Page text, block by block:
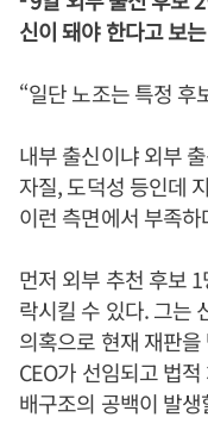
신이 돼야 한다고 보
“일단 노조는 특정 후
내부 출신이냐 외부
자질, 도덕성 등인데
이런 측면에서 부족하
먼저 외부 추천 후보
락시킬 수 있다. 그는
의혹으로 현재 재판
CEO가 선임되고 법
배구조의 공백이 발